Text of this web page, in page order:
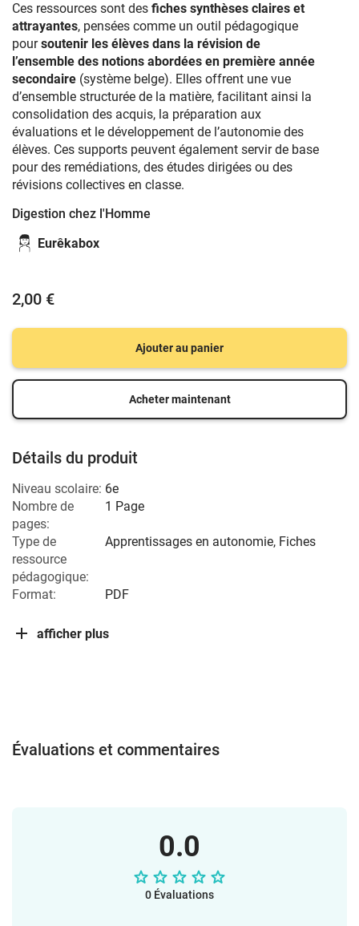
Ces ressources sont des fiches synthèses claires et
attrayantes, pensées comme un outil pédagogique
poursoutenir les élèves dans la révision de
l’ensemble des notions abordées en première année
secondaire (système belge). Elles offrent une vue
d’ensemble structurée de la matière, facilitant ainsi la
consolidation des acquis, la préparation aux
évaluations et le développement de l’autonomie des
élèves. Ces supports peuvent également servir de base
pour des remédiations, des études dirigées ou des
révisions collectives en classe.
Digestion chez l'Homme
Eurêkabox
2,00 €
Ajouter au panier
Acheter maintenant
Détails du produit
Niveau scolaire: 6e
Nombre de
pages:
1 Page
Type de
ressource
pédagogique:
Apprentissages en autonomie, Fiches
Format: PDF
afficher plus
Évaluations et commentaires
0.0
0 Évaluations